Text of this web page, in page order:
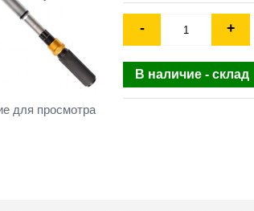
для просмотра
- +
В наличие - склад